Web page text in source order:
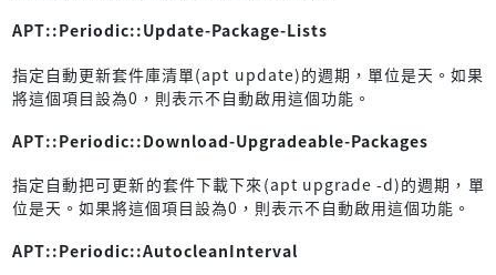
APT::Periodic::Update-Package-Lists
指定自動更新套件庫清單(apt update)的週期，單位是天。如果
將這個項目設為0，則表示不自動啟用這個功能。
APT::Periodic::Download-Upgradeable-Packages
指定自動把可更新的套件下載下來(apt upgrade -d)的週期，單
位是天。如果將這個項目設為0，則表示不自動啟用這個功能。
APT::Periodic::AutocleanInterval